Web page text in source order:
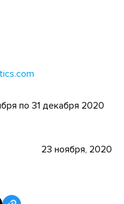
по 31 декабря 2020
23 ноября, 2020